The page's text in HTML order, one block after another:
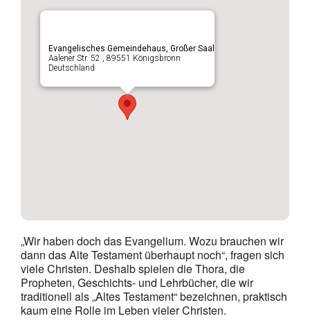
Evangelisches Gemeindehaus, Großer Saal
Aalener Str. 52 , 89551 Königsbronn
Deutschland
„Wir haben doch das Evangelium. Wozu brauchen wir
dann das Alte Testament überhaupt noch“, fragen sich
viele Christen. Deshalb spielen die Thora, die
Propheten, Geschichts- und Lehrbücher, die wir
traditionell als „Altes Testament“ bezeichnen, praktisch
kaum eine Rolle im Leben vieler Christen.